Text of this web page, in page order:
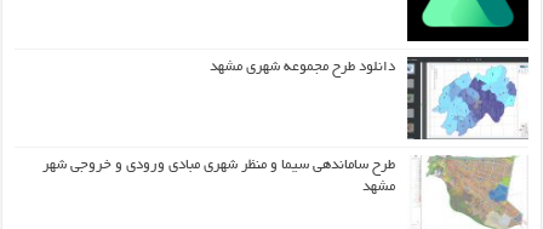
دانلود طرح مجموعه شهری مشهد
طرح ساماندهی سیما و منظر شهری مبادی ورودی و خروجی شهر
مشهد